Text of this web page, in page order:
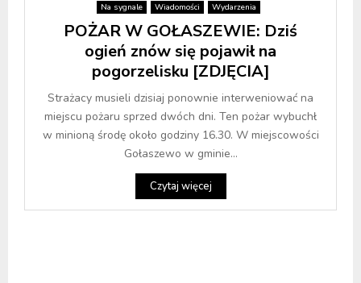
Na sygnale Wiadomości Wydarzenia
POŻAR W GOŁASZEWIE: Dziś
ogień znów się pojawił na
pogorzelisku [ZDJĘCIA]
Strażacy musieli dzisiaj ponownie interweniować na
miejscu pożaru sprzed dwóch dni. Ten pożar wybuchł
w minioną środę około godziny 16.30. W miejscowości
Gołaszewo w gminie...
Czytaj więcej